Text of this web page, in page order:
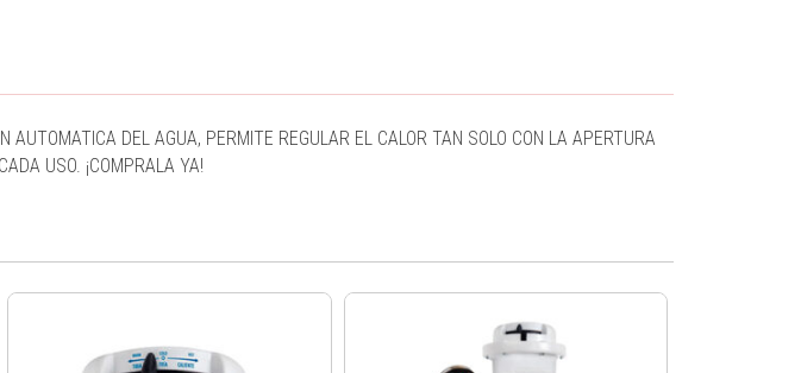
AUTOMATICA DEL AGUA, PERMITE REGULAR EL CALOR TAN SOLO CON LA APERTURA
USO. ¡COMPRALA YA!